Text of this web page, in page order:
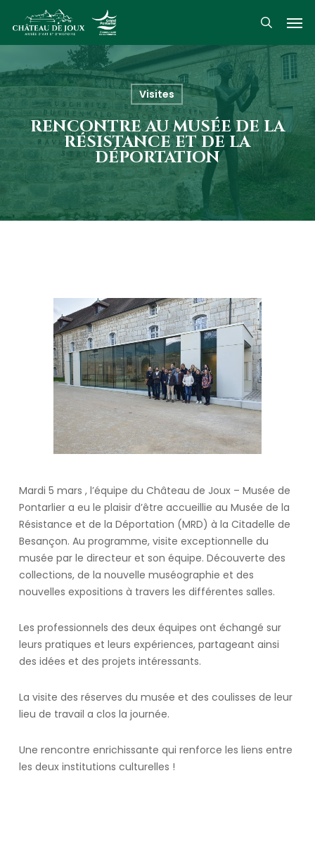
main
search
Visites
RENCONTRE AU MUSÉE DE LA
RÉSISTANCE ET DE LA
DÉPORTATION
Mardi 5 mars , l’équipe du Château de Joux – Musée de
Pontarlier a eu le plaisir d’être accueillie au Musée de la
Résistance et de la Déportation (MRD) à la Citadelle de
Besançon. Au programme, visite exceptionnelle du
musée par le directeur et son équipe. Découverte des
collections, de la nouvelle muséographie et des
nouvelles expositions à travers les différentes salles.
Les professionnels des deux équipes ont échangé sur
leurs pratiques et leurs expériences, partageant ainsi
des idées et des projets intéressants.
La visite des réserves du musée et des coulisses de leur
lieu de travail a clos la journée.
Une rencontre enrichissante qui renforce les liens entre
les deux institutions culturelles !